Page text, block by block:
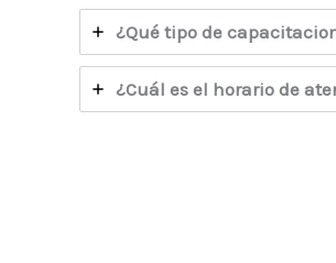
¿Qué tipo de
¿Cuál es el horario de